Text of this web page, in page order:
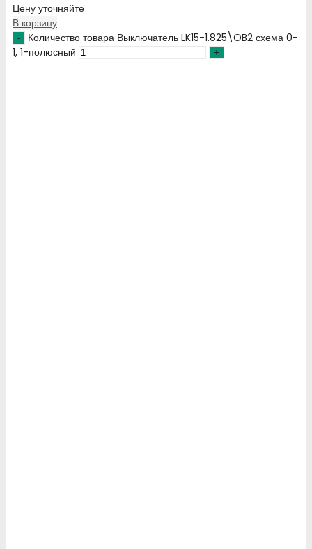
Цену уточняйте
В корзину
Количество товара Выключатель LK15-1.825\OB2 схема 0-
1, 1-полюсный